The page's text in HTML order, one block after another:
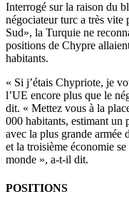
Interrogé sur la raison du
négociateur turc a très vite
Sud», la Turquie ne
positions de Chypre
habitants.
« Si j’étais Chypriote, je
l’UE encore plus que le
dit. « Mettez vous à la
000 habitants, estimant un
avec la plus grande armée
et la troisième économie
monde », a-t-il dit.
POSITIONS